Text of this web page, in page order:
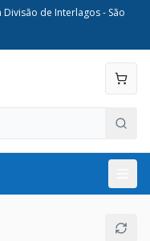
de Interlagos - São